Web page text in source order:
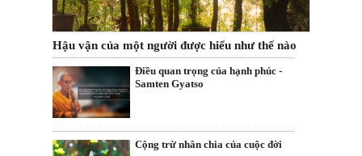
Hậu vận của một người được hiểu như thế nào
Điều quan trọng của hạnh phúc -
Samten Gyatso
Cộng trừ nhân chia của cuộc đời